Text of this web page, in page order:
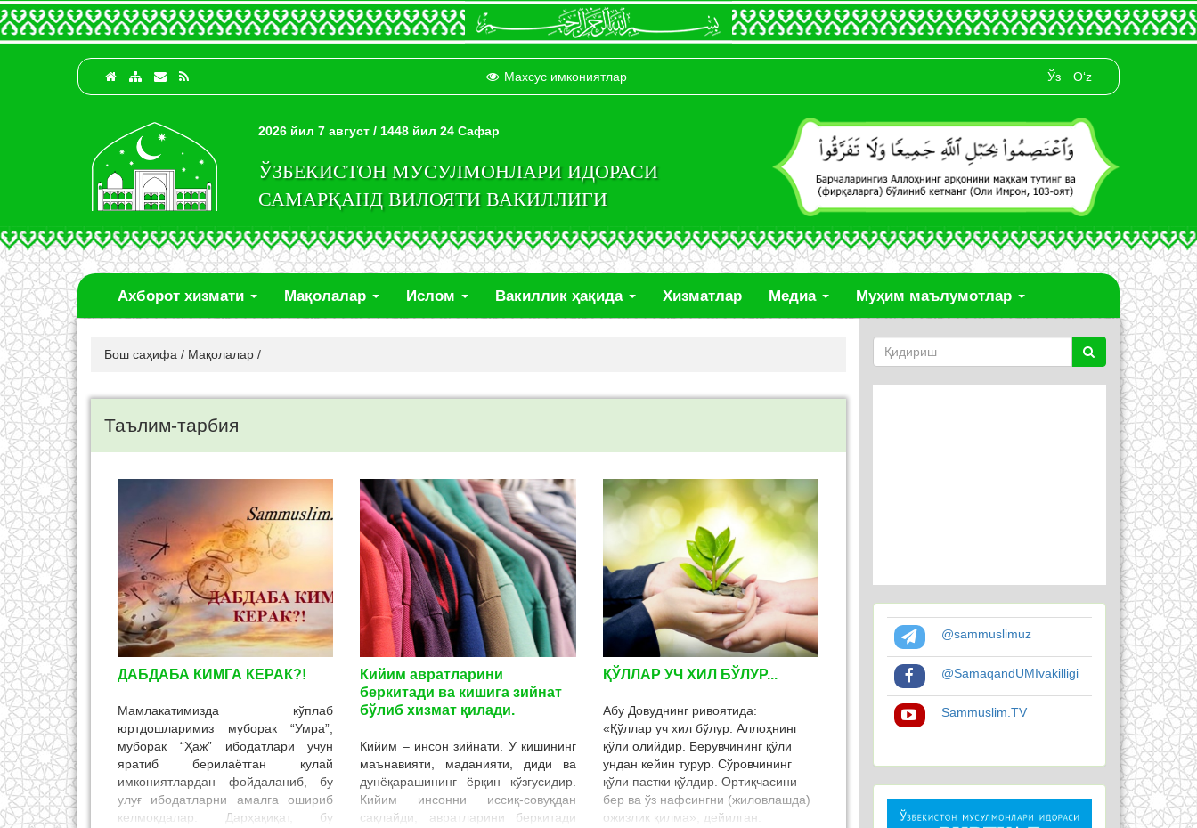
Махсус имкониятлар Ўз O‘z
2026 йил 7 август / 1448 йил 24 Сафар
ЎЗБЕКИСТОН МУСУЛМОНЛАРИ ИДОРАСИ
САМАРҚАНД ВИЛОЯТИ ВАКИЛЛИГИ
Ахборот хизмати Мақолалар Ислом Вакиллик ҳақида Хизматлар Медиа Муҳим маълумотлар
Бош саҳифа / Мақолалар /
Таълим-тарбия
ДАБДАБА КИМГА КЕРАК?!
Мамлакатимизда кўплаб
юртдошларимиз муборак “Умра”,
муборак “Ҳаж” ибодатлари учун
яратиб берилаётган қулай
имкониятлардан фойдаланиб, бу
улуғ ибодатларни амалга ошириб
келмоқдалар. Дарҳақиқат, бу
Кийим авратларини
беркитади ва кишига зийнат
бўлиб хизмат қилади.
Кийим – инсон зийнати. У кишининг
маънавияти, маданияти, диди ва
дунёқарашининг ёрқин кўзгусидир.
Кийим инсонни иссиқ-совуқдан
сақлайди, авратларини беркитади
ҚЎЛЛАР УЧ ХИЛ БЎЛУР...
Абу Довуднинг ривоятида:
«Қўллар уч хил бўлур. Аллоҳнинг
қўли олийдир. Берувчининг қўли
ундан кейин турур. Сўровчининг
қўли пастки қўлдир. Ортиқчасини
бер ва ўз нафсингни (жиловлашда)
ожизлик қилма», дейилган.
@sammuslimuz
@SamaqandUMIvakilligi
Sammuslim.TV